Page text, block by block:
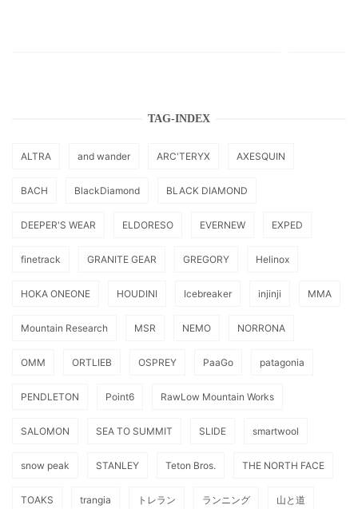
TAG-INDEX
ALTRA and wander ARC'TERYX AXESQUIN
BACH BlackDiamond BLACK DIAMOND
DEEPER'S WEAR ELDORESO EVERNEW EXPED
finetrack GRANITE GEAR GREGORY Helinox
HOKA ONEONE HOUDINI Icebreaker injinji MMA
Mountain Research MSR NEMO NORRONA
OMM ORTLIEB OSPREY PaaGo patagonia
PENDLETON Point6 RawLow Mountain Works
SALOMON SEA TO SUMMIT SLIDE smartwool
snow peak STANLEY Teton Bros. THE NORTH FACE
TOAKS trangia トレラン ランニング 山と道